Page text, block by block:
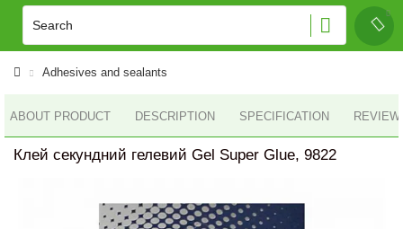
Adhesives and sealants
ABOUT PRODUCT DESCRIPTION SPECIFICATION
Клей секундний гелевий Gel Super Glue, 9822